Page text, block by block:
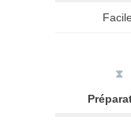
Facile
⧗